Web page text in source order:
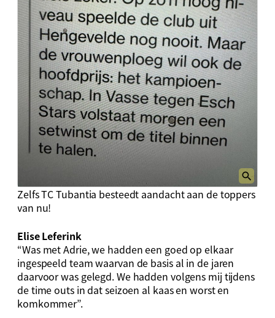
Zelfs TC Tubantia besteedt aandacht aan de toppers
van nu!
Elise Leferink
“Was met Adrie, we hadden een goed op elkaar
ingespeeld team waarvan de basis al in de jaren
daarvoor was gelegd. We hadden volgens mij tijdens
de time outs in dat seizoen al kaas en worst en
komkommer”.